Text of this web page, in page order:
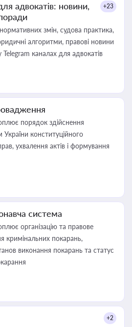
адвокатів: новини,
+23
змін, судова практика,
алгоритми, правові новини
каналах для адвокатів
порядок здійснення
конституційного
ухвалення актів і формування
система
організацію та правове
кримінальних покарань,
виконання покарань та статус
+2